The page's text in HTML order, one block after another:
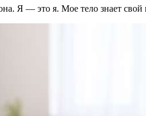
Я — это я. Мое тело знает свой